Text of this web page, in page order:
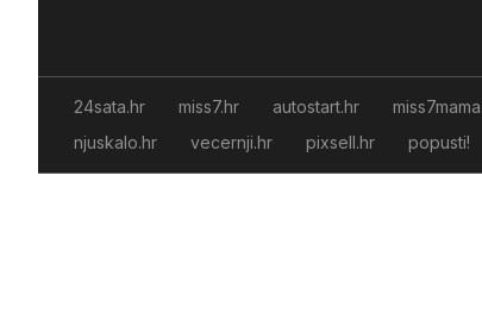
24sata.hr miss7.hr autostart.hr
njuskalo.hr
vecernji.hr pixsell.hr popusti!